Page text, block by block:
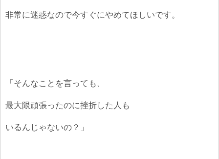
非常に迷惑なので今すぐにやめてほしいです。
「そんなことを言っても、
最大限頑張ったのに挫折した人も
いるんじゃないの？」